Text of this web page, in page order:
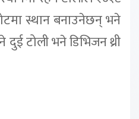
स्थान बनाउनेछन् भने
दुई टोली भने डिभिजन थ्री